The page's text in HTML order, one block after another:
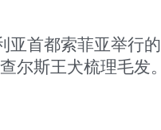
亚首都索菲亚举行
尔斯王犬梳理毛发